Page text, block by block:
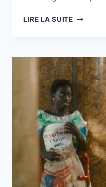
LIRE LA SUITE« JIBURO
79